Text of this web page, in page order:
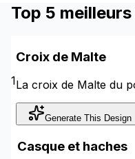
Top 5
1
Croix de Malte
La croix de Malte du
Generate This Design
Casque et haches